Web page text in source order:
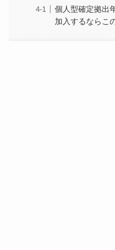
個人型確定拠出
加入するならこ